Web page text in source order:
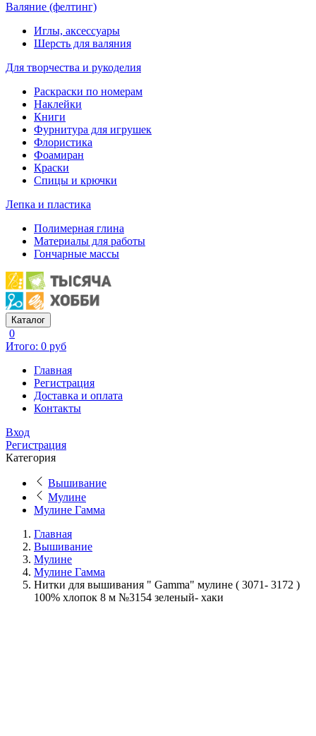
Валяние (фелтинг)
Иглы, аксессуары
Шерсть для валяния
Для творчества и рукоделия
Раскраски по номерам
Наклейки
Книги
Фурнитура для игрушек
Флористика
Фоамиран
Краски
Спицы и крючки
Лепка и пластика
Полимерная глина
Материалы для работы
Гончарные массы
Каталог
0
Итого: 0 руб
Главная
Регистрация
Доставка и оплата
Контакты
Вход
Регистрация
Категория
Вышивание
Мулине
Мулине Гамма
Главная
Вышивание
Мулине
Мулине Гамма
Нитки для вышивания " Gamma" мулине ( 3071- 3172 )
100% хлопок 8 м №3154 зеленый- хаки